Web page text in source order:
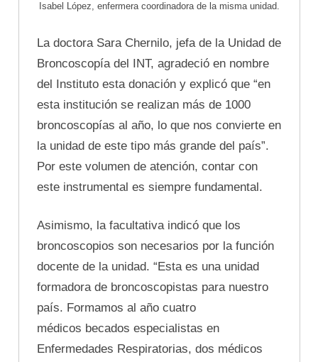
Isabel López, enfermera coordinadora de la misma unidad.
La doctora Sara Chernilo, jefa de la Unidad de
Broncoscopía del INT, agradeció en nombre
del Instituto esta donación y explicó que “en
esta institución se realizan más de 1000
broncoscopías al año, lo que nos convierte en
la unidad de este tipo más grande del país”.
Por este volumen de atención, contar con
este instrumental es siempre fundamental.
Asimismo, la facultativa indicó que los
broncoscopios son necesarios por la función
docente de la unidad. “Esta es una unidad
formadora de broncoscopistas para nuestro
país. Formamos al año cuatro
médicos becados especialistas en
Enfermedades Respiratorias, dos médicos